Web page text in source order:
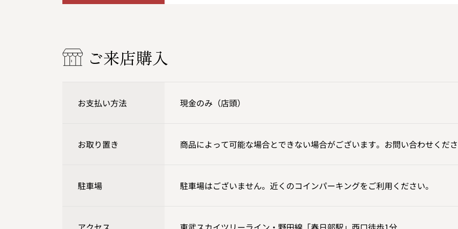
ご来店購入
お支払い方法 現金のみ（店頭）
お取り置き 商品によって可能な場合とできない場合がございます。お問い合わせくだ
駐車場 駐車場はございません。近くのコインパーキングをご利用ください。